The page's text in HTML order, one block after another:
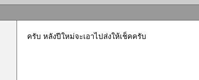
ครับ หลังปีใหม่จะเอาไปส่งให้เช็คครับ